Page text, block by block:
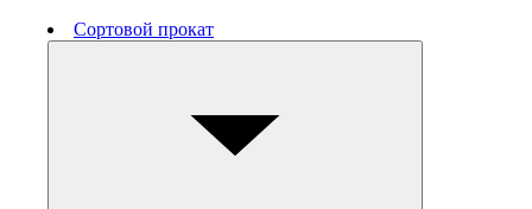
Сортовой прокат